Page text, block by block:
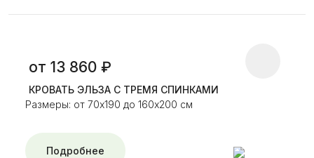
от 13 860 ₽
КРОВАТЬ ЭЛЬЗА С ТРЕМЯ СПИНКАМИ
Размеры: от 70х190 до 160х200 см
Подробнее